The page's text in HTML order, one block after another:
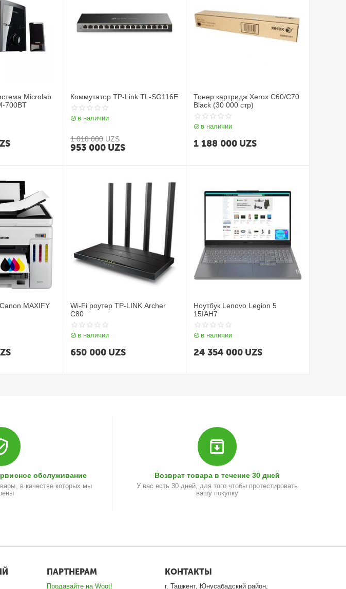
Microlab
700BT
Коммутатор TP-Link TL-SG116E
в наличии
1 018 000 UZS
953 000 UZS
Тонер картридж Xerox C60/C70
Black (30 000 стр)
в наличии
1 188 000 UZS
MAXIFY
Wi-Fi роутер TP-LINK Archer
C80
в наличии
650 000 UZS
Ноутбук Lenovo Legion 5
15IAH7
в наличии
24 354 000 UZS
обслуживание
в качестве которых мы
Возврат товара в течение 30 дней
У вас есть 30 дней, для того чтобы протестировать
вашу покупку
ПАРТНЕРАМ
Продавайте на Woot!
КОНТАКТЫ
г. Ташкент, Юнусабадский район,